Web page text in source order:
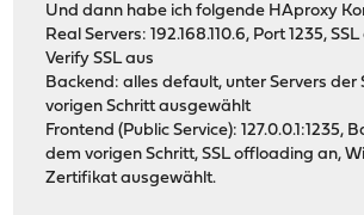
Und dann habe ich folgende HAproxy
Real Servers: 192.168.110.6, Port 1235,
Verify SSL aus
Backend: alles default, unter Servers der
vorigen Schritt ausgewählt
Frontend (Public Service): 127.0.0.1:1235,
dem vorigen Schritt, SSL offloading an,
Zertifikat ausgewählt.